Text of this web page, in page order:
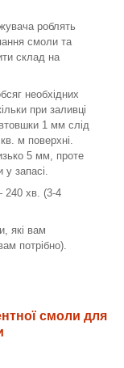
роблять
смоли та
склад на
необхідних
при заливці
1 мм слід
м поверхні.
5 мм, проте
у запасі.
240 хв. (3-4
які вам
потрібно).
смоли для